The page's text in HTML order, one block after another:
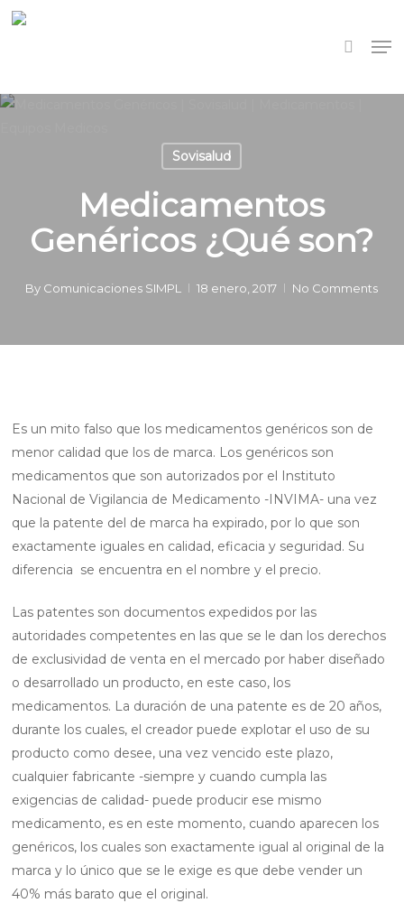
Skip
search
Sovisalud
Medicamentos
Genéricos ¿Qué son?
By Comunicaciones SIMPL 18 enero, 2017 No Comments
Es un mito falso que los medicamentos genéricos son de
menor calidad que los de marca. Los genéricos son
medicamentos que son autorizados por el Instituto
Nacional de Vigilancia de Medicamento -INVIMA- una vez
que la patente del de marca ha expirado, por lo que son
exactamente iguales en calidad, eficacia y seguridad. Su
diferencia se encuentra en el nombre y el precio.
Las patentes son documentos expedidos por las
autoridades competentes en las que se le dan los derechos
de exclusividad de venta en el mercado por haber diseñado
o desarrollado un producto, en este caso, los
medicamentos. La duración de una patente es de 20 años,
durante los cuales, el creador puede explotar el uso de su
producto como desee, una vez vencido este plazo,
cualquier fabricante -siempre y cuando cumpla las
exigencias de calidad- puede producir ese mismo
medicamento, es en este momento, cuando aparecen los
genéricos, los cuales son exactamente igual al original de la
marca y lo único que se le exige es que debe vender un
40% más barato que el original.